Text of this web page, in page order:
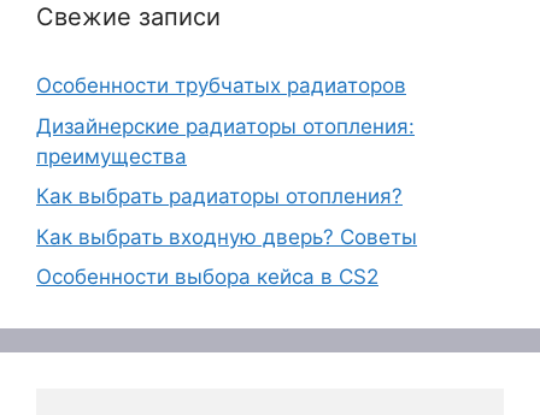
Свежие записи
Особенности трубчатых радиаторов
Дизайнерские радиаторы отопления:
преимущества
Как выбрать радиаторы отопления?
Как выбрать входную дверь? Советы
Особенности выбора кейса в CS2